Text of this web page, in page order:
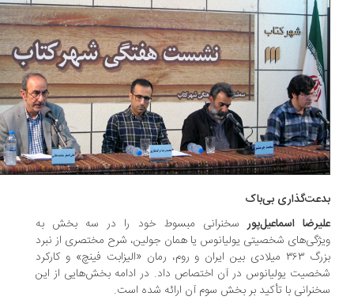
بی‌باک
اسماعیل‌پورسخنرانی مبسوط خود را در سه بخش به
شخصیتی یولیانوس یا همان جولین، شرح مختصری از نبرد
بزرگ ۳۶۳ میلادی بین ایران و روم، رمان «الیزابت فینچ» و کارکرد
یولیانوس در آن اختصاص داد. در ادامه بخش‌هایی از این
با تأکید بر بخش سوم آن ارائه شده است.